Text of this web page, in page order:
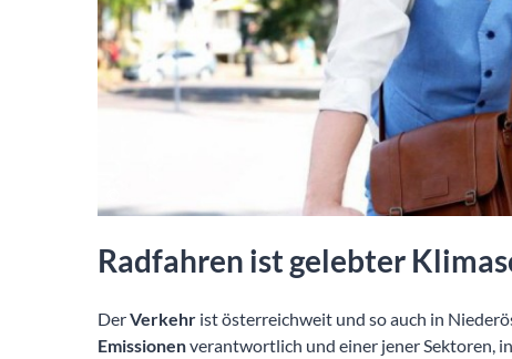
Radfahren ist gelebter
DerVerkehr ist österreichweit und so auch in
Emissionenverantwortlich und einer jener Sektoren,